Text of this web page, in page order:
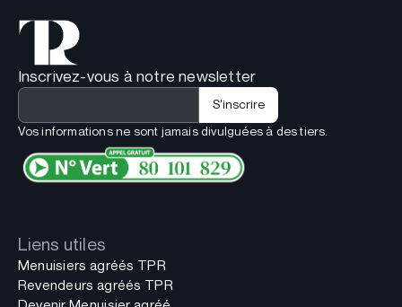
Inscrivez-vous à notre newsletter
Vos informations ne sont jamais divulguées à des tiers.
Liens utiles
Menuisiers agréés TPR
Revendeurs agréés TPR